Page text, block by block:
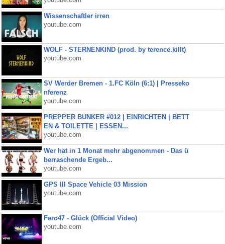
Wissenschaftler irren
youtube.com
WOLF - STERNENKIND (prod. by terence.killt)
youtube.com
SV Werder Bremen - 1.FC Köln (6:1) | Presseko
nferenz
youtube.com
PREPPER BUNKER #012 | EINRICHTEN | BETT
EN & TOILETTE | ESSEN...
youtube.com
Wer hat in 1 Monat mehr abgenommen - Das ü
berraschende Ergeb...
youtube.com
GPS III Space Vehicle 03 Mission
youtube.com
Fero47 - Glück (Official Video)
youtube.com